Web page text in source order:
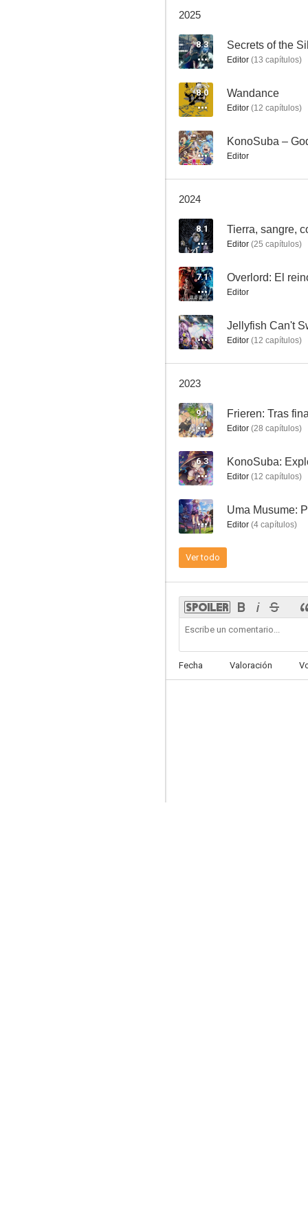
En este rincón del mundo
7.7
¡Mi historia de amor!
7.3
Casshern Sins
2025
8.3 Secrets of the
Editor (13 capítulos)
8.0 Wandance
Editor (12 capítulos)
-- KonoSuba –
Editor
2024
8.1
Editor (25 capítulos)
7.1 Overlord: El
Editor
-- Jellyfish Can't
Editor (12 capítulos)
2023
9.1 Frieren: Tras
Editor (28 capítulos)
6.3
Editor (12 capítulos)
--
Editor (4 capítulos)
Ver todo
Fecha Valoración